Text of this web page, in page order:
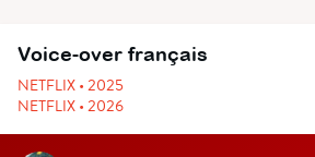
Voice-over français
NETFLIX • 2025
NETFLIX • 2026